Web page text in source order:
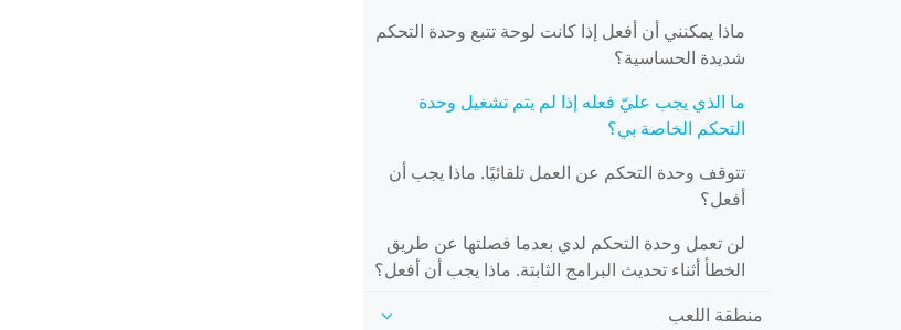
ماذا يمكنني أن أفعل إذا كانت لوحة تتبع وحدة التحكم
شديدة الحساسية؟
ما الذي يجب عليّ فعله إذا لم يتم تشغيل وحدة
التحكم الخاصة بي؟
تتوقف وحدة التحكم عن العمل تلقائيًا. ماذا يجب أن
أفعل؟
لن تعمل وحدة التحكم لدي بعدما فصلتها عن طريق
الخطأ أثناء تحديث البرامج الثابتة. ماذا يجب أن أفعل؟
منطقة اللعب